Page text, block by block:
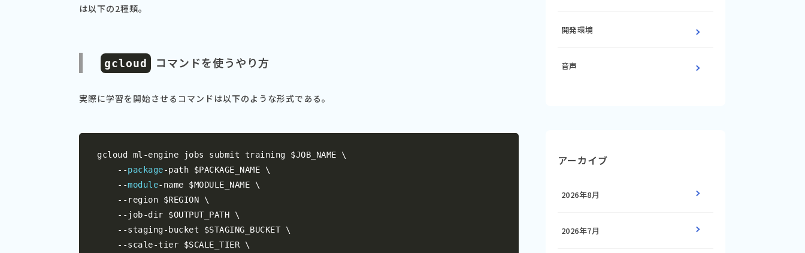
は以下の2種類。
gcloud コマンドを使うやり方
実際に学習を開始させるコマンドは以下のような形式である。
gcloud ml -engine jobs submit training $JOB_NAME \
--package-path $PACKAGE_NAME \
--module- name $MODULE_NAME \
-- region $REGION \
-- job-dir $OUTPUT_PATH \
--staging- bucket $STAGING_BUCKET \
--scale-tier $SCALE_TIER \
開発環境
音声
アーカイブ
2026年8月
2026年7月